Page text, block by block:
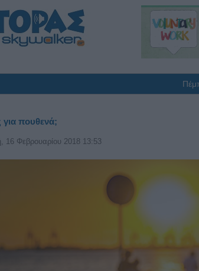
για πουθενά;
16 Φεβρουαρίου 2018 13:53